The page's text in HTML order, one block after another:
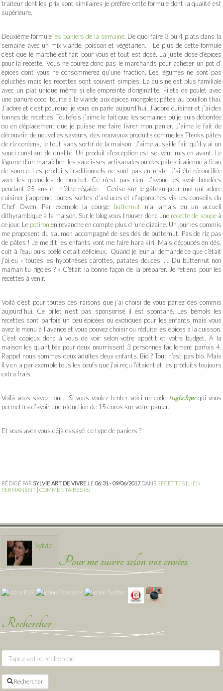
traiteur dont les prix sont similaires je préfère cette formule dont la qualité est
supérieure.
Deuxième formule les paniers de la semaine. De quoi faire 3 ou 4 plats dans la
semaine avec un mix viande, poisson et végétarien. Le plus de cette formule
c’est que le marché est fait pour vous et tout est dosé. La juste dose d’épices
pour la recette. Vous ne courez donc pas le marchands pour acheter un pot d’
épices dont vous ne consommerez qu’une fraction. Les légumes ne sont pas
épluchés mais les recettes sont souvent simples. La cuisine est plus familiale
avec un plat unique même si elle empreinte d’originalité. Filets de poulet avec
une panure coco, tourte à la viande aux épices mongoles; pâtes au bouillon thaï.
J’adore et c’est pourquoi je vous en parle aujourd’hui. J’adore cuisiner et j’ai des
tonnes de recettes. Toutefois j’aime le fait que les semaines ou je suis débordée
ou en déplacement que je puisse me faire livrer mon panier. J’aime le fait de
découvrir de nouvelles saveurs, des nouveaux produits comme les Tteoks pâtes
de riz coréens, le tout sans sortir de la maison. J’aime aussi le fait qu’il y ai un
souci constant de qualité. Un produit d’exception est souvent mis en avant. Le
légume d’un maraîcher, les saucisses artisanales ou des pâtes italienne à l’eau
de source. Les produits traditionnels ne sont pas en reste. J’ai été réconciliée
avec les quenelles de brochet. Ce n’est pas rien. J’avoue les avoir boudées
pendant 25 ans et m’être régalée. Cerise sur le gâteau pour moi qui adore
cuisiner j’apprend toutes sortes d’astuces et d’approches via les conseils du
Chef Owen. Par exemple la courge butternut n’a jamais eu un accueil
dithyrambique à la maison. Sur le blog vous trouver donc une recette de soupeà
ce jour. Le potiron en revanche en compte plus d ‘une dizaine. Un jour les commis
me proposent du saumon accompagné de ses dés de butternut. Pas de riz pas
de pâtes ! Je me dit les enfants vont me faire hara kiri. Mais découpés en dés,
cuit à l’eau puis poêlé c’était délicieux. Quand je leur ai demandé ce que c’était
j’ai eu « toutes les hypothèses carottes, patates douces, …. Du butternut non
maman tu rigoles ? » C’était la bonne façon de la préparer. Je retiens pour les
recettes à venir.
Voilà c’est pour toutes ces raisons que j’ai choisi de vous parlez des commis
aujourd’hui. Ce billet n’est pas sponsorisé il est spontané. Les bémols les
recettes sont parfois un peu épicées ou exotiques pour les enfants mais vous
avez le menu à l’avance et vous pouvez choisir ou réduite les épices à la cuisson.
C’est copieux donc à vous de voir selon votre appétit et votre budget. A la
maison les quantités pour deux nourrissent 3 personnes facilement parfois 4.
Rappel nous sommes deux adultes deux enfants. Bio ? Tout n’est pas bio. Mais
il y en a par exemple tous les oeufs que j’ai reçu l’étaient et les produits toujours
extra frais.
Voilà vous savez tout. Si vous voulez tenter voici un code tugbcfqw qui vous
permettra d’avoir une réduction de 15 euros sur votre panier.
Et vous avez vous déjà essayé ce type de paniers ?
RÉDIGÉ PAR SYLVIE ART DE VIVRE LE 06:31 - 09/06/2017DANS RECETTES | LIEN
PERMANENT | COMMENTAIRES (6)
Sylvie
Pour me suivre selon vos envies
Rechercher
Rechercher